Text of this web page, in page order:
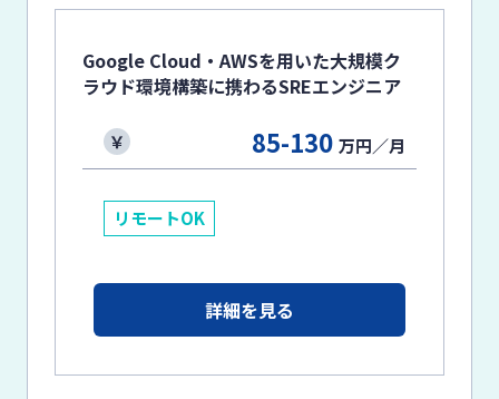
Google Cloud・AWSを用いた大規模ク
ラウド環境構築に携わるSREエンジニア
85-130万円／月
リモートOK
詳細を見る